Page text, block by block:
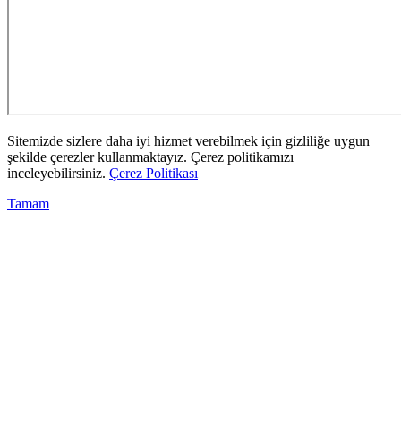
Sitemizde sizlere daha iyi hizmet verebilmek için gizliliğe uygun
şekilde çerezler kullanmaktayız. Çerez politikamızı
inceleyebilirsiniz. Çerez Politikası
Tamam